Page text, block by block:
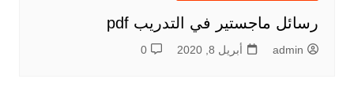
رسائل ماجستير في التدريب pdf
admin أبريل 8, 2020 0